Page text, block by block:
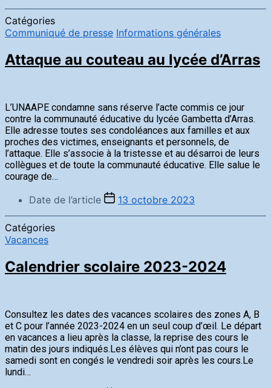
Catégories
Communiqué de presse Informations générales
Attaque au couteau au lycée d’Arras
L’UNAAPE condamne sans réserve l’acte commis ce jour
contre la communauté éducative du lycée Gambetta d’Arras.
Elle adresse toutes ses condoléances aux familles et aux
proches des victimes, enseignants et personnels, de
l’attaque. Elle s’associe à la tristesse et au désarroi de leurs
collègues et de toute la communauté éducative. Elle salue le
courage de…
Date de l’article 13 octobre 2023
Catégories
Vacances
Calendrier scolaire 2023-2024
Consultez les dates des vacances scolaires des zones A, B
et C pour l’année 2023-2024 en un seul coup d’œil. Le départ
en vacances a lieu après la classe, la reprise des cours le
matin des jours indiqués.Les élèves qui n’ont pas cours le
samedi sont en congés le vendredi soir après les cours.Le
lundi…